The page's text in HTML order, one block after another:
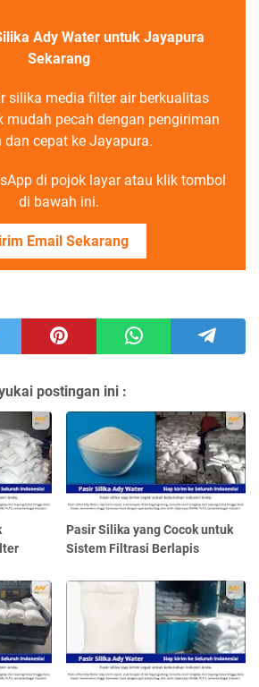
Ady Water untuk Jayapura
Sekarang
silika media filter air berkualitas
mudah pecah dengan pengiriman
dan cepat ke Jayapura.
di pojok layar atau klik tombol
di bawah ini.
Email Sekarang
postingan ini :
Pasir Silika yang Cocok untuk
Sistem Filtrasi Berlapis